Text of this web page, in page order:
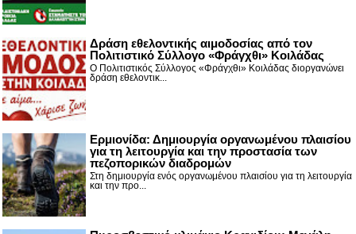
Δράση εθελοντικής αιμοδοσίας από τον
Πολιτιστικό Σύλλογο «Φράγχθι» Κοιλάδας
Ο Πολιτιστικός Σύλλογος «Φράγχθι» Κοιλάδας διοργανώνει
δράση εθελοντικ...
Ερμιονίδα: Δημιουργία οργανωμένου πλαισίου
για τη λειτουργία και την προστασία των
πεζοπορικών διαδρομών
Στη δημιουργία ενός οργανωμένου πλαισίου για τη λειτουργία
και την προ...